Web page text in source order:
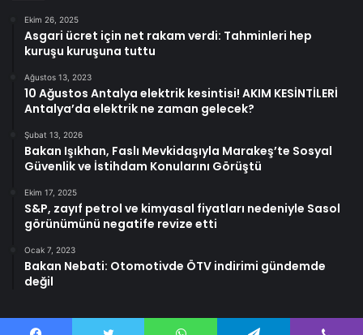
Ekim 26, 2025
Asgari ücret için net rakam verdi: Tahminleri hep
kuruşu kuruşuna tuttu
Ağustos 13, 2023
10 Ağustos Antalya elektrik kesintisi! AKIM KESİNTİLERİ
Antalya’da elektrik ne zaman gelecek?
Şubat 13, 2026
Bakan Işıkhan, Faslı Mevkidaşıyla Marakeş’te Sosyal
Güvenlik ve İstihdam Konularını Görüştü
Ekim 17, 2025
S&P, zayıf petrol ve kimyasal fiyatları nedeniyle Sasol
görünümünü negatife revize etti
Ocak 7, 2023
Bakan Nebati: Otomotivde ÖTV indirimi gündemde
değil